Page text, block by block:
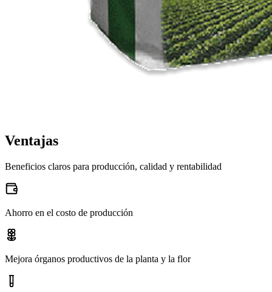
Ventajas
Beneficios claros para producción, calidad y rentabilidad
Ahorro en el costo de producción
Mejora órganos productivos de la planta y la flor